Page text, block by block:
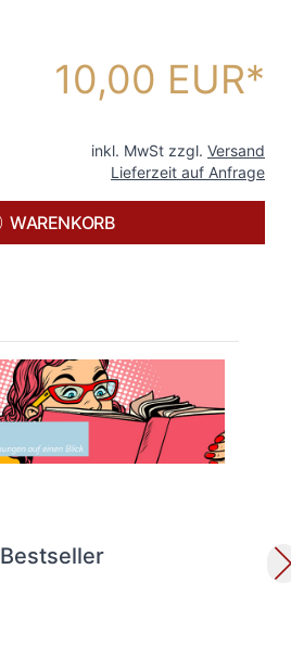
10,00 EUR
inkl. MwSt zzgl. Versand
Lieferzeit auf Anfrage
WARENKORB
Bestseller